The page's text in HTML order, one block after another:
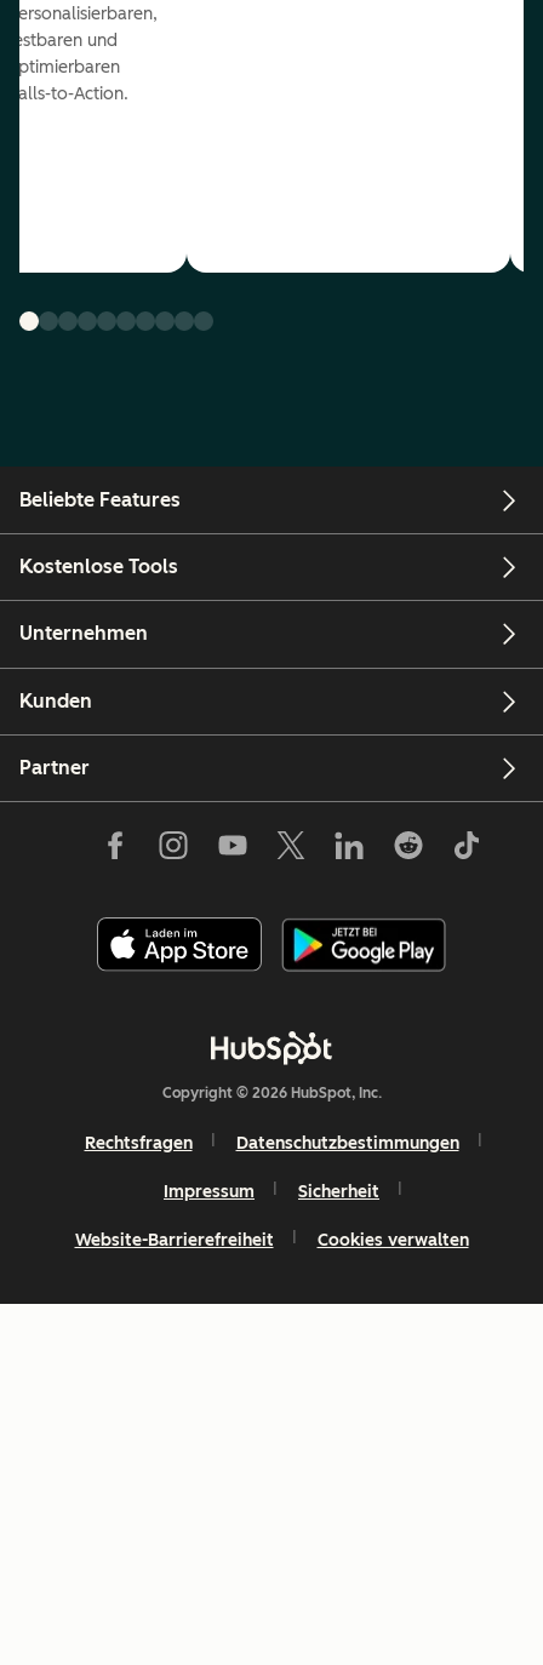
personalisierbaren,
testbaren und
optimierbaren
Calls-to-Action.
Beliebte Features
Kostenlose Tools
Unternehmen
Kunden
Partner
Copyright © 2026 HubSpot, Inc.
Rechtsfragen Datenschutzbestimmungen
Impressum Sicherheit
Website-Barrierefreiheit Cookies verwalten